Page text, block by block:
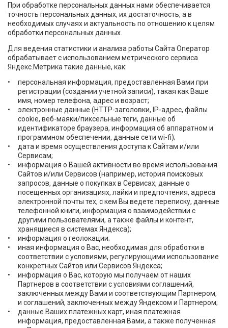
При обработке персональных данных нами обеспечивается
точность персональных данных, их достаточность, а в
необходимых случаях и актуальность по отношению к целям
обработки персональных данных.
Для ведения статистики и анализа работы Сайта Оператор
обрабатывает с использованием метрического сервиса
Яндекс.Метрика такие данные, как:
персональная информация, предоставленная Вами при
регистрации (создании учетной записи), такая как Ваше
имя, номер телефона, адрес и возраст;
электронные данные (HTTP-заголовки, IP-адрес, файлы
cookie, веб-маяки/пиксельные теги, данные об
идентификаторе браузера, информация об аппаратном и
программном обеспечении, данные сети wi-fi);
дата и время осуществления доступа к Сайтам и/или
Сервисам;
информация о Вашей активности во время использования
Сайтов и/или Сервисов (например, история поисковых
запросов, данные о покупках в Сервисах, данные о
посещенных организациях, лайки и предпочтения, адреса
электронной почты тех, с кем Вы ведете переписку, данные
телефонной книги, информация о взаимодействии с
другими пользователями, а также файлы и контент,
хранящиеся в системах Яндекса);
информация о геолокации;
иная информация о Вас, необходимая для обработки в
соответствии с условиями, регулирующими использование
конкретных Сайтов или Сервисов Яндекса;
информация о Вас, которую мы получаем от наших
Партнеров в соответствии с условиями соглашений,
заключенных между Вами и соответствующим Партнером,
и соглашений, заключенных между Яндексом и Партнером;
данные Ваших платежных карт, иная платежная
информация, предоставленная Вами, а также полученная